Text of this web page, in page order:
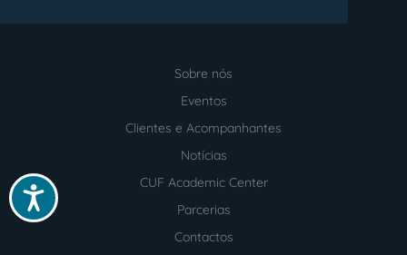
Acessibilidade
Sobre nós
Eventos
Clientes e Acompanhantes
Notícias
CUF Academic Center
Parcerias
Contactos